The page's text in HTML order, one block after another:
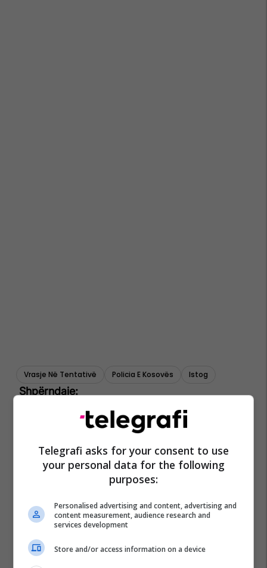
Vrasje Në Tentativë Policia E Kosovës Istog
Telegrafi asks for your consent to use
your personal data for the following
purposes:
Personalised advertising and content, advertising and
content measurement, audience research and
services development
Store and/or access information on a device